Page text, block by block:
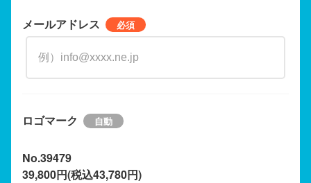
メールアドレス
ロゴマーク
No.39479
39,800円(税込43,780円)